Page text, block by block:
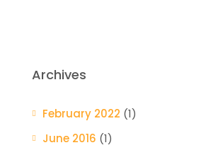
Archives
February 2022 (1)
June 2016 (1)